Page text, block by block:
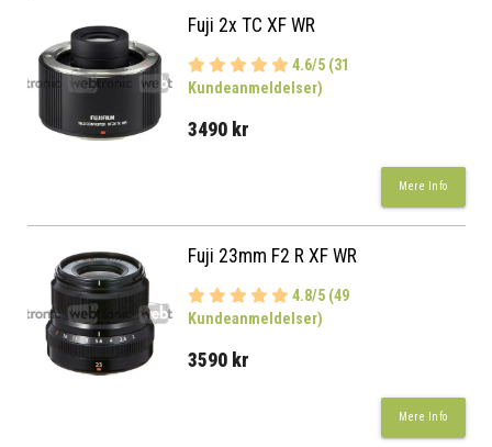
Fuji 2x TC XF WR
4.6/5 (31
Kundeanmeldelser)
3490 kr
Mere Info
Fuji 23mm F2 R XF WR
4.8/5 (49
Kundeanmeldelser)
3590 kr
Mere Info